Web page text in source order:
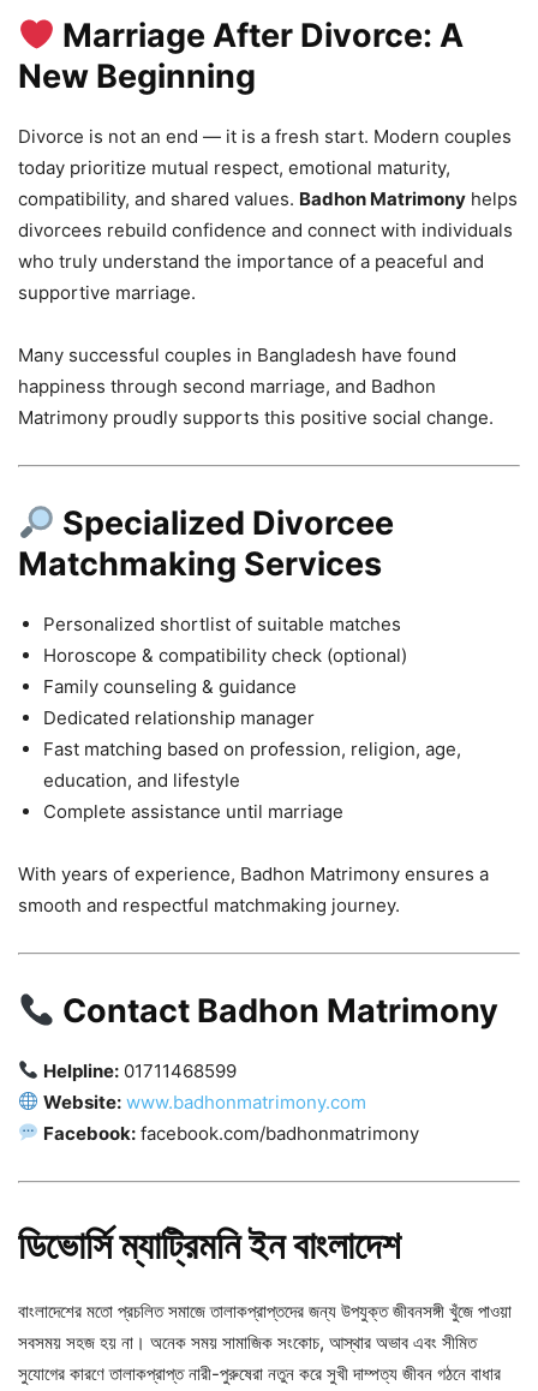
Marriage After Divorce: A
New Beginning
Divorce is not an end — it is a fresh start. Modern couples
today prioritize mutual respect, emotional maturity,
compatibility, and shared values. Badhon Matrimony helps
divorcees rebuild confidence and connect with individuals
who truly understand the importance of a peaceful and
supportive marriage.
Many successful couples in Bangladesh have found
happiness through second marriage, and Badhon
Matrimony proudly supports this positive social change.
Specialized Divorcee
Matchmaking Services
Personalized shortlist of suitable matches
Horoscope & compatibility check (optional)
Family counseling & guidance
Dedicated relationship manager
Fast matching based on profession, religion, age,
education, and lifestyle
Complete assistance until marriage
With years of experience, Badhon Matrimony ensures a
smooth and respectful matchmaking journey.
Contact Badhon Matrimony
Helpline: 01711468599
Website: www.badhonmatrimony.com
Facebook: facebook.com/badhonmatrimony
ডিভোর্সি ম্যাট্রিমনি ইন বাংলাদেশ
বাংলাদেশের মতো প্রচলিত সমাজে তালাকপ্রাপ্তদের জন্য উপযুক্ত জীবনসঙ্গী খুঁজে পাওয়া
সবসময় সহজ হয় না। অনেক সময় সামাজিক সংকোচ, আস্থার অভাব এবং সীমিত
সুযোগের কারণে তালাকপ্রাপ্ত নারী-পুরুষেরা নতুন করে সুখী দাম্পত্য জীবন গঠনে বাধার